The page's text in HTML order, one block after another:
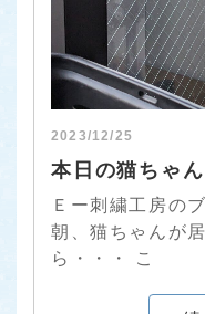
2023/12/25
本日の猫ちゃん
Ｅー刺繍工房の
朝、猫ちゃんが
ら・・・ こ